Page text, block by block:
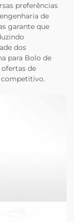
preferências
de
garante que
dos
para Bolo de
de
competitivo.